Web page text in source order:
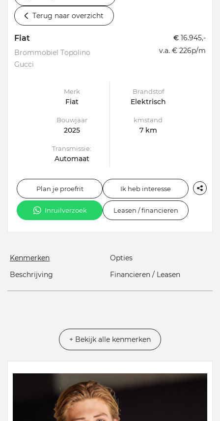
Terug naar overzicht
Fiat
Brommobiel Topolino
Gucci
€ 16.945,-
v.a. € 226p/m
Merk
Fiat
Brandstof
Elektrisch
Bouwjaar
2025
kmstand
7 km
Transmissie:
Automaat
Plan je proefrit Ik heb interesse
Inruilverzoek Leasen / financieren
Kenmerken
Opties
Beschrijving
Financieren / Leasen
+ Bekijk alle kenmerken